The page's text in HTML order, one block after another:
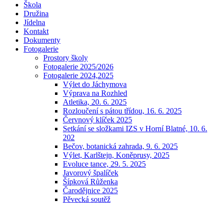
Škola
Družina
Jídelna
Kontakt
Dokumenty
Fotogalerie
Prostory školy
Fotogalerie 2025/2026
Fotogalerie 2024,2025
Výlet do Jáchymova
Výprava na Rozhled
Atletika, 20. 6. 2025
Rozloučení s pátou třídou, 16. 6. 2025
Červnový klíček 2025
Setkání se složkami IZS v Horní Blatné, 10. 6.
202
Bečov, botanická zahrada, 9. 6. 2025
Výlet, Karlštejn, Koněprusy, 2025
Evoluce tance, 29. 5. 2025
Javorový špalíček
Šípková Růženka
Čarodějnice 2025
Pěvecká soutěž